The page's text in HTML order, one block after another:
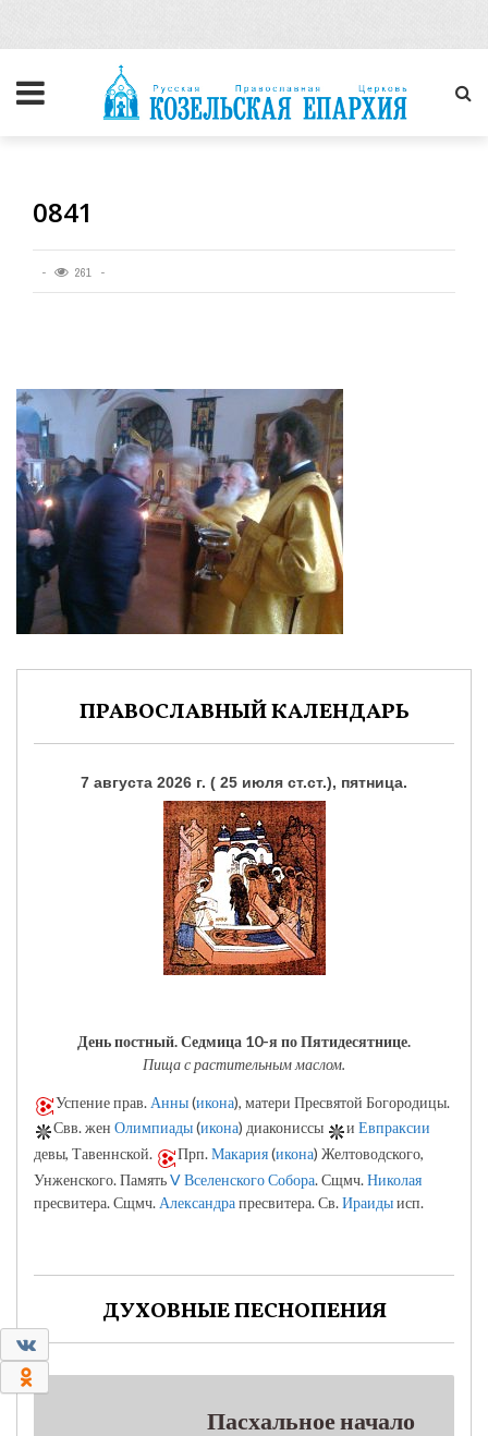
0
0
0841
261
ПРАВОСЛАВНЫЙ КАЛЕНДАРЬ
7 августа 2026 г. ( 25 июля ст.ст.), пятница.
День постный.Седмица 10-я по Пятидесятнице.
Пища с растительным маслом.
Успение прав. Анны(икона), матери Пресвятой Богородицы.
Свв. жен Олимпиады(икона) диакониссы и Евпраксии
девы, Тавеннской.
Прп.Макария(икона) Желтоводского,
Унженского. ПамятьV Вселенского Собора. Сщмч.Николая
пресвитера. Сщмч. Александрапресвитера. Св.Ираидыисп.
ДУХОВНЫЕ ПЕСНОПЕНИЯ
Пасхальное начало